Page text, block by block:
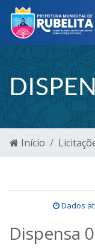
Início
Dados
Dispensa